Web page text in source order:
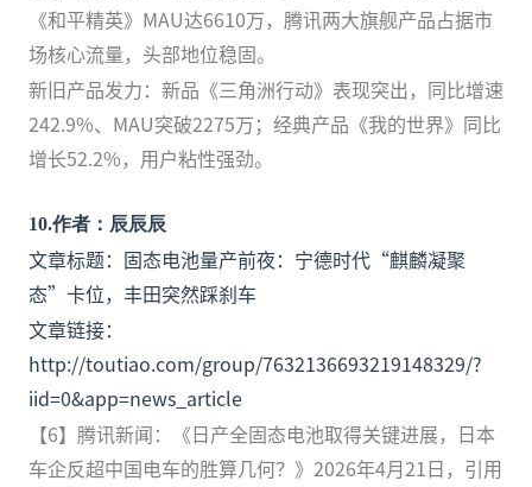
《和平精英》MAU达6610万，腾讯两大旗舰产品占据市
场核心流量，头部地位稳固。
新旧产品发力：新品《三角洲行动》表现突出，同比增速
242.9%、MAU突破2275万；经典产品《我的世界》同比
增长52.2%，用户粘性强劲。
10.作者：辰辰辰
文章标题：固态电池量产前夜：宁德时代“麒麟凝聚
态”卡位，丰田突然踩刹车
文章链接：
http://toutiao.com/group/7632136693219148329/?
iid=0&app=news_article
【6】腾讯新闻：《日产全固态电池取得关键进展，日本
车企反超中国电车的胜算几何？》2026年4月21日，引用